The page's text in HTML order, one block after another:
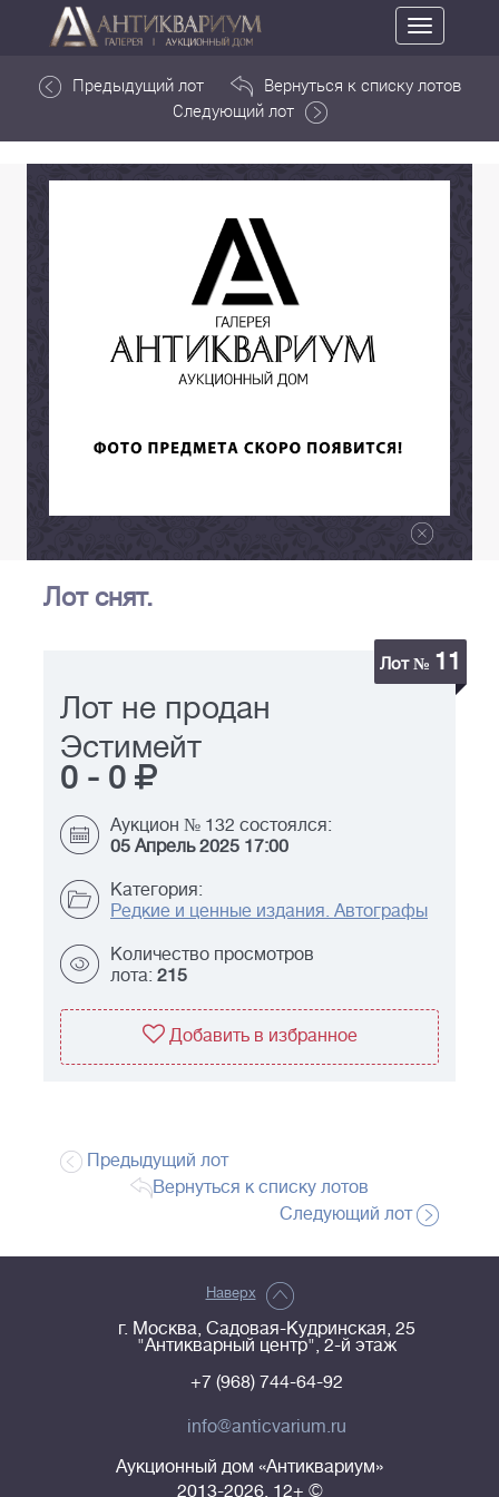
Toggle
navigation
Предыдущий лот
Вернуться к списку лотов
Следующий лот
Лот снят.
Лот № 11
Лот не продан
Эстимейт
0 - 0
Аукцион № 132 состоялся:
05 Апрель 2025 17:00
Категория:
Редкие и ценные издания. Автографы
Количество просмотров
лота: 215
Добавить в избранное
Предыдущий лот
Вернуться к списку лотов
Следующий лот
Наверх
г. Москва, Садовая-Кудринская, 25
"Антикварный центр", 2-й этаж
+7 (968) 744-64-92
info@anticvarium.ru
Аукционный дом «Антиквариум»
2013-2026, 12+ ©